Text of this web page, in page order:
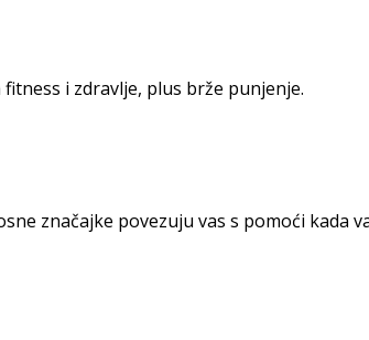
i zdravlje, plus brže punjenje.
značajke povezuju vas s pomoći kada